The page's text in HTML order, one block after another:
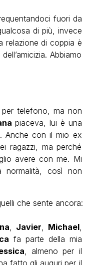
fuori da
di più, invece
relazione di coppia è
Abbiamo
telefono, ma non
piaceva, lui è una
Anche con il mio ex
ragazzi, ma perché
avere con me. Mi
normalità, così non
che sente ancora:
Javier Michael,
fa parte della mia
, almeno per il
fatto gli auguri per il